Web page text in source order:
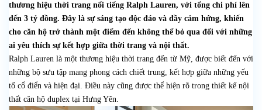
thương hiệu thời trang nổi tiếng Ralph Lauren, với tổng chi phí lên
đến 3 tỷ đồng. Đây là sự sáng tạo độc đáo và đầy cảm hứng, khiến
cho căn hộ trở thành một điểm đến không thể bỏ qua đối với những
ai yêu thích sự kết hợp giữa thời trang và nội thất.
Ralph Lauren là một thương hiệu thời trang đến từ Mỹ, được biết đến với
những bộ sưu tập mang phong cách chiết trung, kết hợp giữa những yếu
tố cổ điển và hiện đại. Điều này cũng được thể hiện rõ trong thiết kế nội
thất căn hộ duplex tại Hưng Yên.